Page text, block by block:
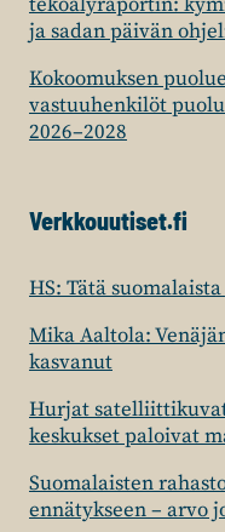
ja sadan päivän
Kokoomuksen
vastuuhenkilöt
2026–2028
Verkkouutiset.fi
HS: Tätä
Mika Aaltola:
kasvanut
Hurjat
keskukset paloivat
Suomalaisten
ennätykseen – arvo